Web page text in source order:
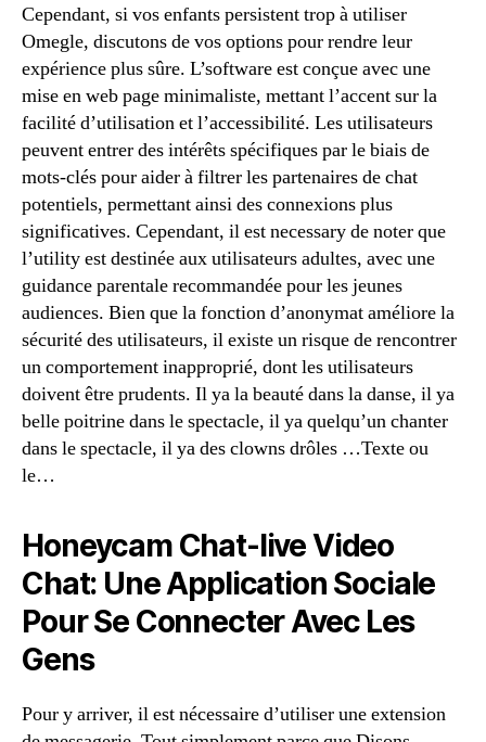
Cependant, si vos enfants persistent trop à utiliser
Omegle, discutons de vos options pour rendre leur
expérience plus sûre. L’software est conçue avec une
mise en web page minimaliste, mettant l’accent sur la
facilité d’utilisation et l’accessibilité. Les utilisateurs
peuvent entrer des intérêts spécifiques par le biais de
mots-clés pour aider à filtrer les partenaires de chat
potentiels, permettant ainsi des connexions plus
significatives. Cependant, il est necessary de noter que
l’utility est destinée aux utilisateurs adultes, avec une
guidance parentale recommandée pour les jeunes
audiences. Bien que la fonction d’anonymat améliore la
sécurité des utilisateurs, il existe un risque de rencontrer
un comportement inapproprié, dont les utilisateurs
doivent être prudents. Il ya la beauté dans la danse, il ya
belle poitrine dans le spectacle, il ya quelqu’un chanter
dans le spectacle, il ya des clowns drôles …Texte ou
le…
Honeycam Chat-live Video
Chat: Une Application Sociale
Pour Se Connecter Avec Les
Gens
Pour y arriver, il est nécessaire d’utiliser une extension